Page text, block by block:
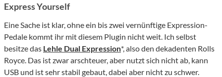
Express Yourself
Eine Sache ist klar, ohne ein bis zwei vernünftige Expression-
Pedale kommt ihr mit diesem Plugin nicht weit. Ich selbst
besitze das Lehle Dual Expression*, also den dekadenten Rolls
Royce. Das ist zwar arschteuer, aber nutzt sich nicht ab, kann
USB und ist sehr stabil gebaut, dabei aber nicht zu schwer.